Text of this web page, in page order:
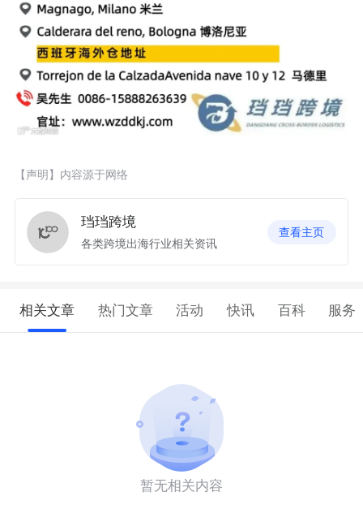
【声明】内容源于网络
珰珰跨境
各类跨境出海行业相关资讯
查看主页
相关文章 热门文章 活动 快讯 百科 服务
暂无相关内容